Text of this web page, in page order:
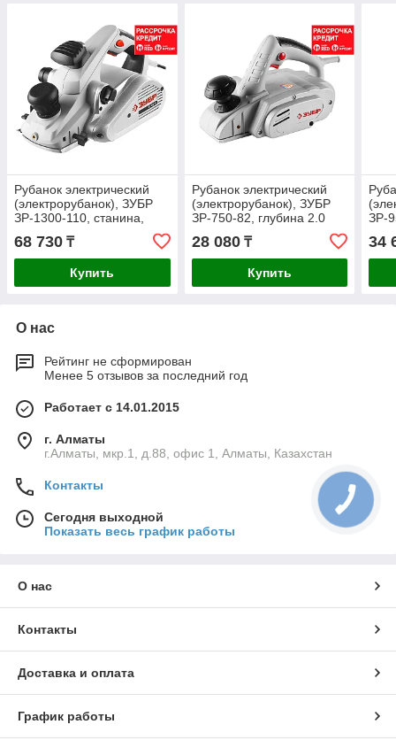
Рубанок электрический
(электрорубанок), ЗУБР
ЗР-1300-110, станина,
глубина 3.5 мм, 16000 об/
мин, 110 мм, 1300
68 730 ₸
Купить
Рубанок электрический
(электрорубанок), ЗУБР
ЗР-750-82, глубина 2.0
мм, 82 мм, 16 000 об/мин,
750 Вт
28 080₸
Купить
ЗР-
950
34
О нас
Рейтинг не сформирован
Менее 5 отзывов за последний год
Работает с 14.01.2015
г. Алматы
г.Алматы, мкр.1, д.88, офис 1, Алматы, Казахстан
Контакты
Сегодня выходной
Показать весь график работы
О нас
Контакты
Доставка и оплата
График работы